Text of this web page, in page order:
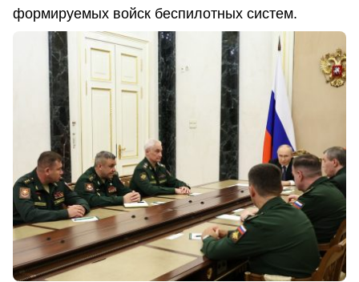
формируемых войск беспилотных систем.